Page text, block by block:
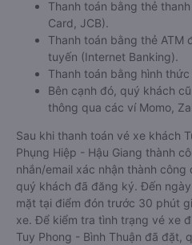
Thanh toán bằng thẻ
Card, JCB).
Thanh toán bằng thẻ ATM
tuyến (Internet Banking).
Thanh toán bằng hình
Bên cạnh đó, quý khách
thông qua các ví Momo,
Sau khi thanh toán vé xe khách
Phụng Hiệp - Hậu Giang thành
nhắn/email xác nhận thành công
quý khách đã đăng ký. Đến
mặt tại điểm đón trước 30 phút
xe. Để kiểm tra tình trạng vé xe
Tuy Phong - Bình Thuận đã đặt,